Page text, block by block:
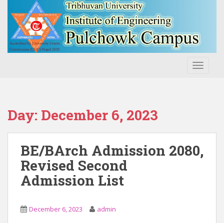
Day: December 6, 2023
BE/BArch Admission 2080,
Revised Second
Admission List
December 6, 2023 admin